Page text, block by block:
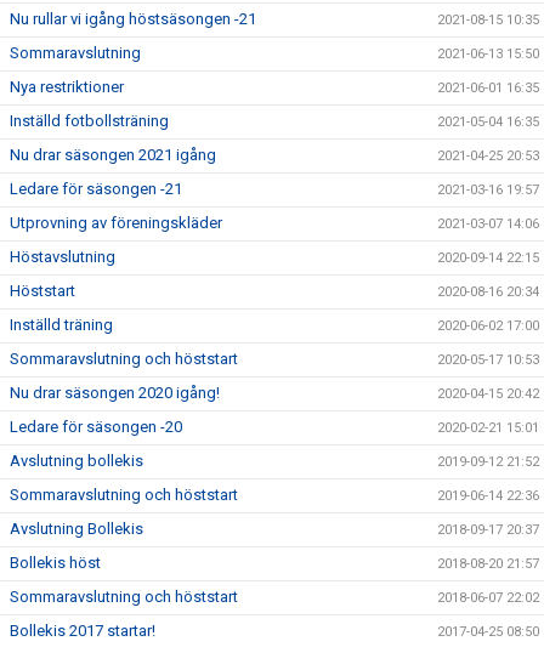
Nu rullar vi igång höstsäsongen -21 2021-08-15 10:35
Sommaravslutning 2021-06-13 15:50
Nya restriktioner 2021-06-01 16:35
Inställd fotbollsträning 2021-05-04 16:35
Nu drar säsongen 2021 igång 2021-04-25 20:53
Ledare för säsongen -21 2021-03-16 19:57
Utprovning av föreningskläder 2021-03-07 14:06
Höstavslutning 2020-09-14 22:15
Höststart 2020-08-16 20:34
Inställd träning 2020-06-02 17:00
Sommaravslutning och höststart 2020-05-17 10:53
Nu drar säsongen 2020 igång! 2020-04-15 20:42
Ledare för säsongen -20 2020-02-21 15:01
Avslutning bollekis 2019-09-12 21:52
Sommaravslutning och höststart 2019-06-14 22:36
Avslutning Bollekis 2018-09-17 20:37
Bollekis höst 2018-08-20 21:57
Sommaravslutning och höststart 2018-06-07 22:02
Bollekis 2017 startar! 2017-04-25 08:50